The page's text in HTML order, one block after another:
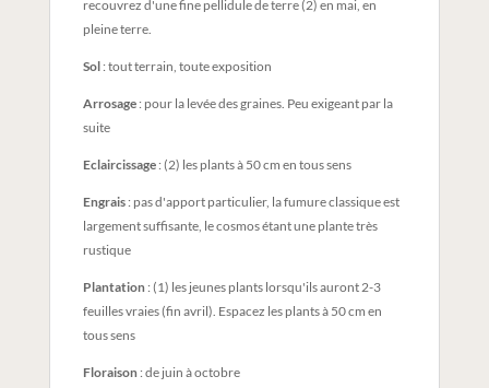
recouvrez d'une fine pellidule de terre (2) en mai, en
pleine terre.
Sol: tout terrain, toute exposition
Arrosage: pour la levée des graines. Peu exigeant par la
suite
Eclaircissage: (2) les plants à 50 cm en tous sens
Engrais: pas d'apport particulier, la fumure classique est
largement suffisante, le cosmos étant une plante très
rustique
Plantation: (1) les jeunes plants lorsqu'ils auront 2-3
feuilles vraies (fin avril). Espacez les plants à 50 cm en
tous sens
Floraison: de juin à octobre